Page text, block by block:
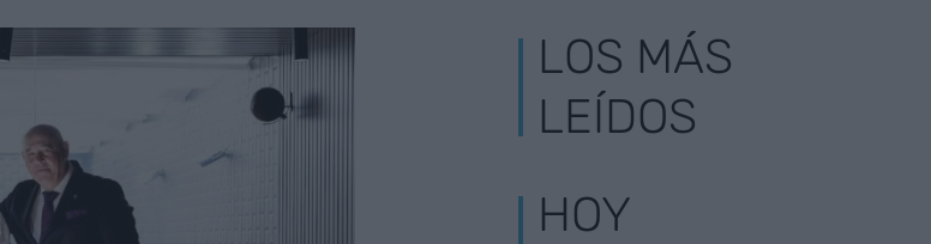
LOS MÁS
LEÍDOS
HOY